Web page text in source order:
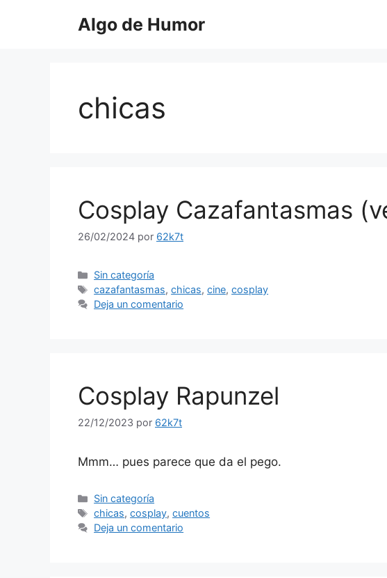
Algo de Humor
chicas
Cosplay Cazafantasmas
26/02/2024 por 62k7t
Categorías
Sin categoría
Etiquetas
cazafantasmas,chicas,cine,cosplay
Deja un comentario
Cosplay Rapunzel
22/12/2023 por 62k7t
Mmm… pues parece que da el pego.
Categorías
Sin categoría
Etiquetas
chicas,cosplay,cuentos
Deja un comentario